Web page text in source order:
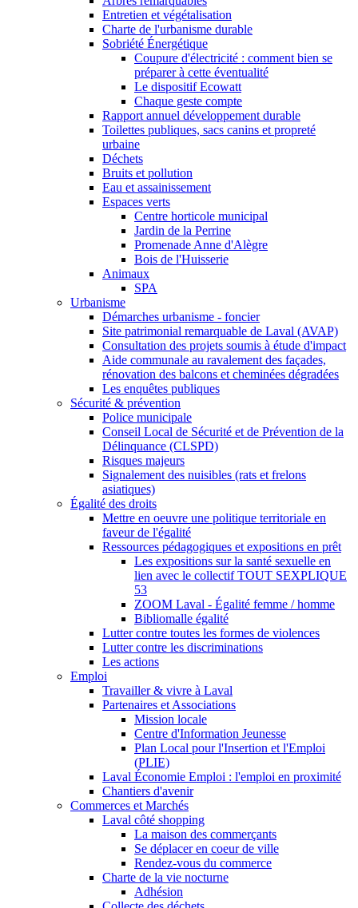
Entretien et végétalisation
Charte de l'urbanisme durable
Sobriété Énergétique
Coupure d'électricité : comment bien se
préparer à cette éventualité
Le dispositif Ecowatt
Chaque geste compte
Rapport annuel développement durable
Toilettes publiques, sacs canins et propreté
urbaine
Déchets
Bruits et pollution
Eau et assainissement
Espaces verts
Centre horticole municipal
Jardin de la Perrine
Promenade Anne d'Alègre
Bois de l'Huisserie
Animaux
SPA
Urbanisme
Démarches urbanisme - foncier
Site patrimonial remarquable de Laval (AVAP)
Consultation des projets soumis à étude d'impact
Aide communale au ravalement des façades,
rénovation des balcons et cheminées dégradées
Les enquêtes publiques
Sécurité & prévention
Police municipale
Conseil Local de Sécurité et de Prévention de la
Délinquance (CLSPD)
Risques majeurs
Signalement des nuisibles (rats et frelons
asiatiques)
Égalité des droits
Mettre en oeuvre une politique territoriale en
faveur de l'égalité
Ressources pédagogiques et expositions en prêt
Les expositions sur la santé sexuelle en
lien avec le collectif TOUT SEXPLIQUE
53
ZOOM Laval - Égalité femme / homme
Bibliomalle égalité
Lutter contre toutes les formes de violences
Lutter contre les discriminations
Les actions
Emploi
Travailler & vivre à Laval
Partenaires et Associations
Mission locale
Centre d'Information Jeunesse
Plan Local pour l'Insertion et l'Emploi
(PLIE)
Laval Économie Emploi : l'emploi en proximité
Chantiers d'avenir
Commerces et Marchés
Laval côté shopping
La maison des commerçants
Se déplacer en coeur de ville
Rendez-vous du commerce
Charte de la vie nocturne
Adhésion